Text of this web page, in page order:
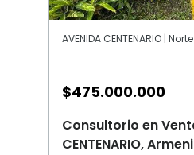
AVENIDA CENTENARIO |
$475.000.000
Consultorio en
CENTENARIO,